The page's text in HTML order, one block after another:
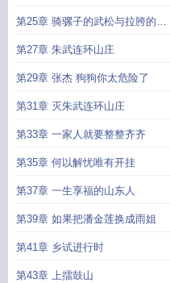
第25章 骑骡子的武松与拉胯的大
怂
第27章 朱武连环山庄
第29章 张杰 狗狗你太危险了
第31章 灭朱武连环山庄
第33章 一家人就要整整齐齐
第35章 何以解忧唯有开挂
第37章 一生享福的山东人
第39章 如果把潘金莲换成雨姐
第41章 乡试进行时
第43章 上擂鼓山